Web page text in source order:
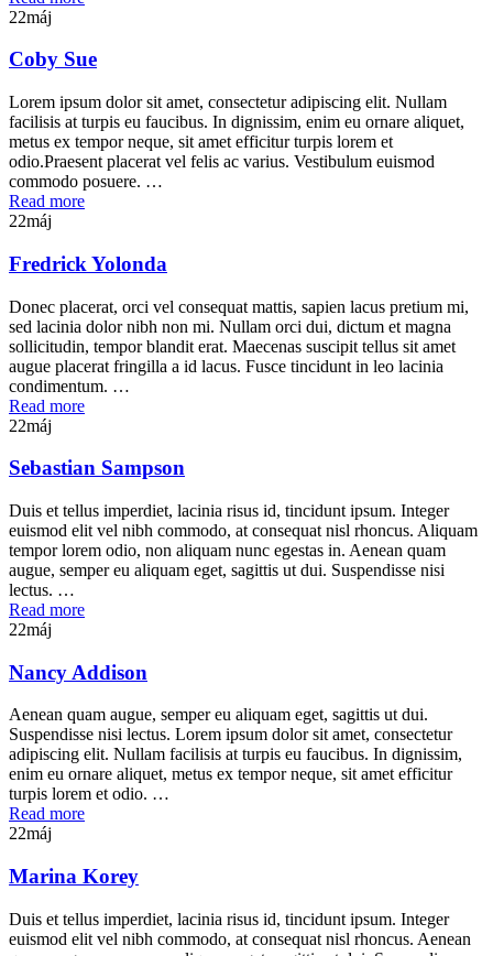
22máj
Coby Sue
Lorem ipsum dolor sit amet, consectetur adipiscing elit. Nullam
facilisis at turpis eu faucibus. In dignissim, enim eu ornare aliquet,
metus ex tempor neque, sit amet efficitur turpis lorem et
odio.Praesent placerat vel felis ac varius. Vestibulum euismod
commodo posuere. …
Read more
22máj
Fredrick Yolonda
Donec placerat, orci vel consequat mattis, sapien lacus pretium mi,
sed lacinia dolor nibh non mi. Nullam orci dui, dictum et magna
sollicitudin, tempor blandit erat. Maecenas suscipit tellus sit amet
augue placerat fringilla a id lacus. Fusce tincidunt in leo lacinia
condimentum. …
Read more
22máj
Sebastian Sampson
Duis et tellus imperdiet, lacinia risus id, tincidunt ipsum. Integer
euismod elit vel nibh commodo, at consequat nisl rhoncus. Aliquam
tempor lorem odio, non aliquam nunc egestas in. Aenean quam
augue, semper eu aliquam eget, sagittis ut dui. Suspendisse nisi
lectus. …
Read more
22máj
Nancy Addison
Aenean quam augue, semper eu aliquam eget, sagittis ut dui.
Suspendisse nisi lectus. Lorem ipsum dolor sit amet, consectetur
adipiscing elit. Nullam facilisis at turpis eu faucibus. In dignissim,
enim eu ornare aliquet, metus ex tempor neque, sit amet efficitur
turpis lorem et odio. …
Read more
22máj
Marina Korey
Duis et tellus imperdiet, lacinia risus id, tincidunt ipsum. Integer
euismod elit vel nibh commodo, at consequat nisl rhoncus. Aenean